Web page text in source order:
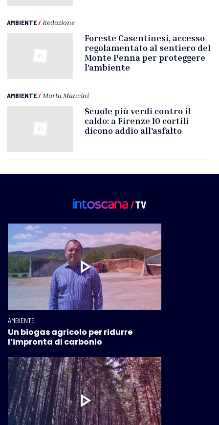
AMBIENTE/ Redazione
Foreste Casentinesi, accesso
regolamentato al sentiero del
Monte Penna per proteggere
l'ambiente
AMBIENTE/ Marta Mancini
Scuole più verdi contro il
caldo: a Firenze 10 cortili
dicono addio all'asfalto
AMBIENTE
Un biogas agricolo per ridurre
l’impronta di carbonio